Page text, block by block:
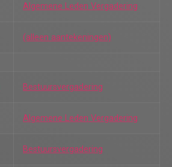
Algemene Leden Vergadering
(alleen aantekeningen)
Bestuursvergadering
Algemene Leden Vergadering
Bestuursvergadering